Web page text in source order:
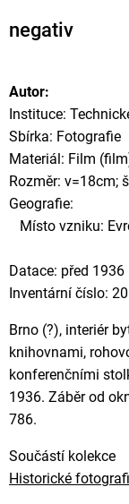
negativ
Autor:
Instituce:
Sbírka: Fotografie
Materiál: Film
Rozměr: v=18cm;
Geografie:
Místo vzniku:
Datace: před 1936
Inventární číslo:
Brno (?), interiér
knihovnami,
konferenčními
1936. Záběr od
786.
Součástí kolekce
Historické